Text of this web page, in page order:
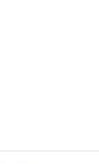
mới giúp làm
được sử dụng
Nâng cấp lực
nhất. Trong khi
xử lý mặt sàn